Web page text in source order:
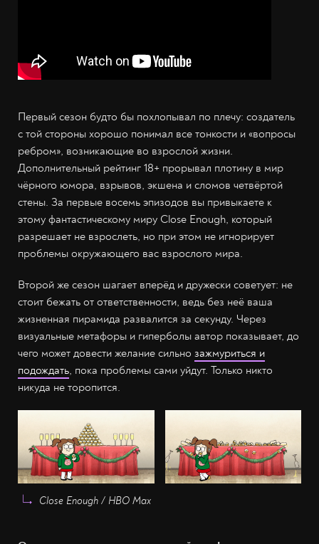
Первый сезон будто бы похлопывал по плечу: создатель
с той стороны хорошо понимал все тонкости и «вопросы
ребром», возникающие во взрослой жизни.
Дополнительный рейтинг 18+ прорывал плотину в мир
чёрного юмора, взрывов, экшена и сломов четвёртой
стены. За первые восемь эпизодов вы привыкаете к
этому фантастическому миру Close Enough, который
разрешает не взрослеть, но при этом не игнорирует
проблемы окружающего вас взрослого мира.
Второй же сезон шагает вперёд и дружески советует: не
стоит бежать от ответственности, ведь без неё ваша
жизненная пирамида развалится за секунду. Через
визуальные метафоры и гиперболы автор показывает, до
чего может довести желание сильно зажмуриться и
подождать, пока проблемы сами уйдут. Только никто
никуда не торопится.
Close Enough / HBO Max